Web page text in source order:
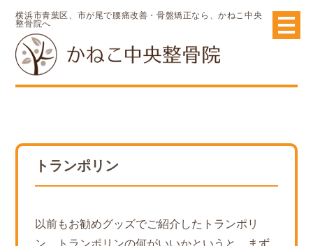
横浜市青葉区、市が尾で腰痛改善・骨盤矯正なら、かねこ中央
整骨院へ
トランポリン
以前もお勧めグッズでご紹介したトランポリ
ン。トランポリンの何がいいかというと。まず